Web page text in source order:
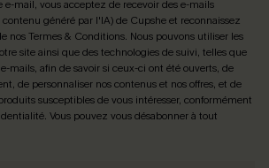
e-mail, vous acceptez de recevoir des e-mails
généré par l'IA) de Cupshe et reconnaissez
nosTermes & Conditions. Nous pouvons utiliser les
site ainsi que des technologies de suivi, telles que
mails, afin de savoir si ceux-ci ont été ouverts, de
de personnaliser nos contenus et nos offres, et de
susceptibles de vous intéresser, conformément
. Vous pouvez vous désabonner à tout